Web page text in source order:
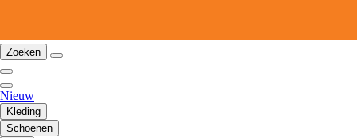
Zoeken
Nieuw
Kleding
Schoenen